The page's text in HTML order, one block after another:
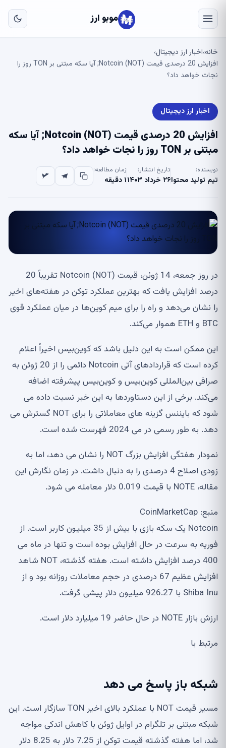
موبو ارز
خانه›اخبار ارز دیجیتال›
افزایش 20 درصدی قیمت Notcoin (NOT); آیا سکه مبتنی بر TON روز را
نجات خواهد داد؟
اخبار ارز دیجیتال
افزایش 20 درصدی قیمت Notcoin (NOT); آیا سکه
مبتنی بر TON روز را نجات خواهد داد؟
نویسنده:
تیم تولید محتوا
تاریخ انتشار:
۲۶ خرداد ۱۴۰۳
زمان مطالعه:
۱ دقیقه
در روز جمعه، 14 ژوئن، قیمت Notcoin (NOT) تقریباً 20
درصد افزایش یافت که بهترین عملکرد توکن در هفته‌های اخیر
را نشان می‌دهد و راه را برای میم کوین‌ها در میان عملکرد قوی
BTC و ETH هموار می‌کند.
این ممکن است به این دلیل باشد که کوین‌بیس اخیراً اعلام
کرده است که قراردادهای آتی Notcoin دائمی را از 20 ژوئن به
صرافی بین‌المللی کوین‌بیس و کوین‌بیس پیشرفته اضافه
می‌کند. برخی از این دستاوردها به این خبر نسبت داده می
شود که بایننس گزینه های معاملاتی را برای NOT گسترش می
دهد. به طور رسمی در می 2024 فهرست شده است.
نمودار هفتگی افزایش بزرگ NOT را نشان می دهد، اما به
زودی اصلاح 4 درصدی را به دنبال داشت. در زمان نگارش این
مقاله، NOTE با قیمت 0.019 دلار معامله می شود.
منبع: CoinMarketCap
Notcoin یک سکه بازی با بیش از 35 میلیون کاربر است. از
فوریه به سرعت در حال افزایش بوده است و تنها در ماه می
400 درصد افزایش داشته است. هفته گذشته، NOT شاهد
افزایش عظیم 67 درصدی در حجم معاملات روزانه بود و از
Shiba Inu با 926.27 میلیون دلار پیشی گرفت.
ارزش بازار NOTE در حال حاضر 19 میلیارد دلار است.
مرتبط با
شبکه باز پاسخ می دهد
مسیر قیمت NOT با عملکرد بالای اخیر TON سازگار است. این
شبکه مبتنی بر تلگرام در اوایل ژوئن با کاهش اندکی مواجه
شد، اما هفته گذشته قیمت توکن از 7.25 دلار به 8.25 دلار